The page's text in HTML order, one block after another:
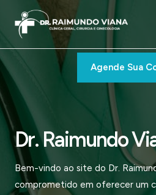
para
conteúdo
Agende Sua
Dr. Raimundo
Bem-vindo ao site do Dr.
comprometido em oferecer um